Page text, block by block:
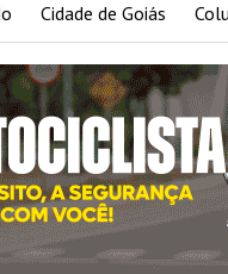
Cidade de Goiás